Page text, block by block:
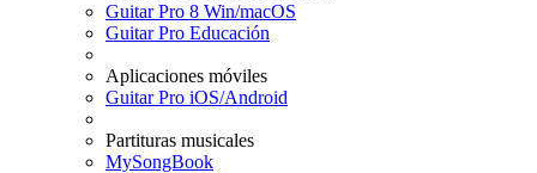
Guitar Pro 8 Win/macOS
Guitar Pro Educación
Aplicaciones móviles
Guitar Pro iOS/Android
Partituras musicales
MySongBook